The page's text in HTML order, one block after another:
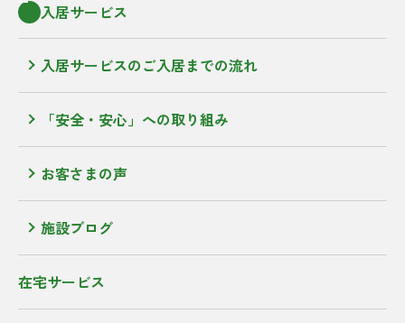
入居サービス
入居サービスのご入居までの流れ
「安全・安心」への取り組み
お客さまの声
施設ブログ
在宅サービス